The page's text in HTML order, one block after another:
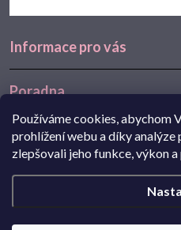
Používáme cookies, abychom
prohlížení webu a díky analýze
zlepšovali jeho funkce, výkon
Informace pro vás
Poradna
Často hledáte
Navštivte také náš e-shop